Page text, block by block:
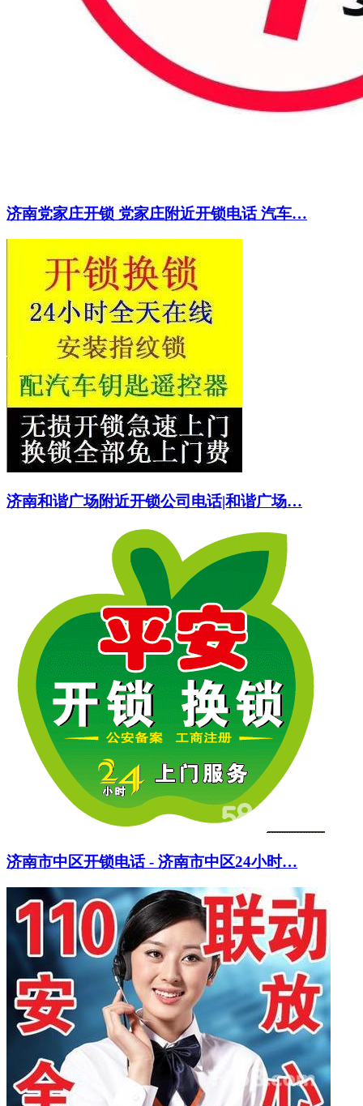
济南党家庄开锁 党家庄附近开锁电话 汽车…
济南和谐广场附近开锁公司电话|和谐广场…
济南市中区开锁电话 - 济南市中区24小时…